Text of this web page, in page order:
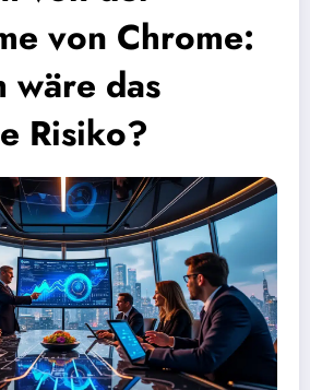
von Chrome:
wäre das
Risiko?